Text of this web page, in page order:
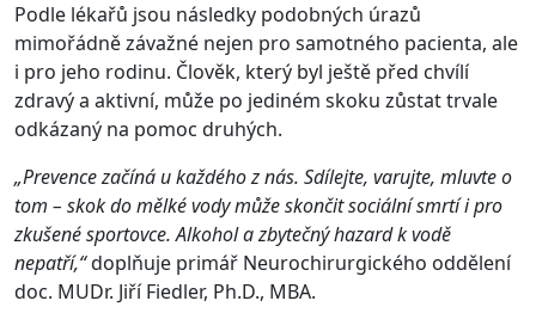
Podle lékařů jsou následky podobných úrazů
mimořádně závažné nejen pro samotného pacienta, ale
i pro jeho rodinu. Člověk, který byl ještě před chvílí
zdravý a aktivní, může po jediném skoku zůstat trvale
odkázaný na pomoc druhých.
„Prevence začíná u každého z nás. Sdílejte, varujte, mluvte o
tom – skok do mělké vody může skončit sociální smrtí i pro
zkušené sportovce. Alkohol a zbytečný hazard k vodě
nepatří,“doplňuje primář Neurochirurgického oddělení
doc. MUDr. Jiří Fiedler, Ph.D., MBA.